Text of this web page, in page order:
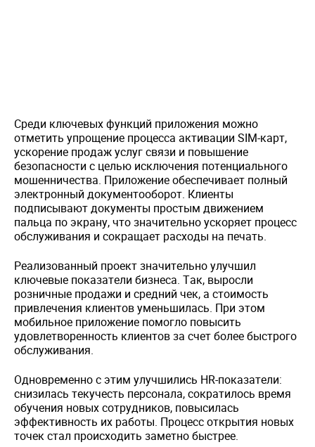
Среди ключевых функций приложения можно
отметить упрощение процесса активации SIM-карт,
ускорение продаж услуг связи и повышение
безопасности с целью исключения потенциального
мошенничества. Приложение обеспечивает полный
электронный документооборот. Клиенты
подписывают документы простым движением
пальца по экрану, что значительно ускоряет процесс
обслуживания и сокращает расходы на печать.
Реализованный проект значительно улучшил
ключевые показатели бизнеса. Так, выросли
розничные продажи и средний чек, а стоимость
привлечения клиентов уменьшилась. При этом
мобильное приложение помогло повысить
удовлетворенность клиентов за счет более быстрого
обслуживания.
Одновременно с этим улучшились HR-показатели:
снизилась текучесть персонала, сократилось время
обучения новых сотрудников, повысилась
эффективность их работы. Процесс открытия новых
точек стал происходить заметно быстрее.